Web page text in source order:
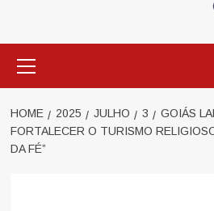
Menu
HOME 2025 JULHO 3
GOIÁS
FORTALECER O TURISMO
DA FÉ”